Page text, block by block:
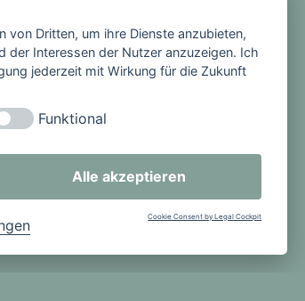
von Dritten, um ihre Dienste anzubieten,
der Interessen der Nutzer anzuzeigen. Ich
jederzeit mit Wirkung für die Zukunft
Funktional
Alle akzeptieren
Cookie Consent by Legal Cockpit